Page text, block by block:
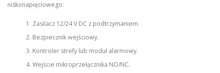
niskonapięciowego:
Zasilacz 12/24 V DC z podtrzymaniem.
Bezpiecznik wejściowy.
Kontroler strefy lub moduł alarmowy.
Wejście mikroprzełącznika NO/NC.